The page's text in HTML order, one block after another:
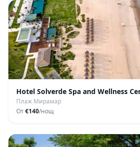
Hotel Solverde Spa and Wellness
Плаж Мирамар
От€140/нощ